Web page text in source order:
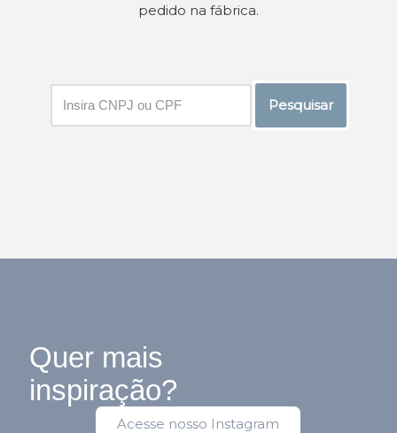
pedido na fábrica.
Pesquisar
Quer mais
inspiração?
Acesse nosso Instagram